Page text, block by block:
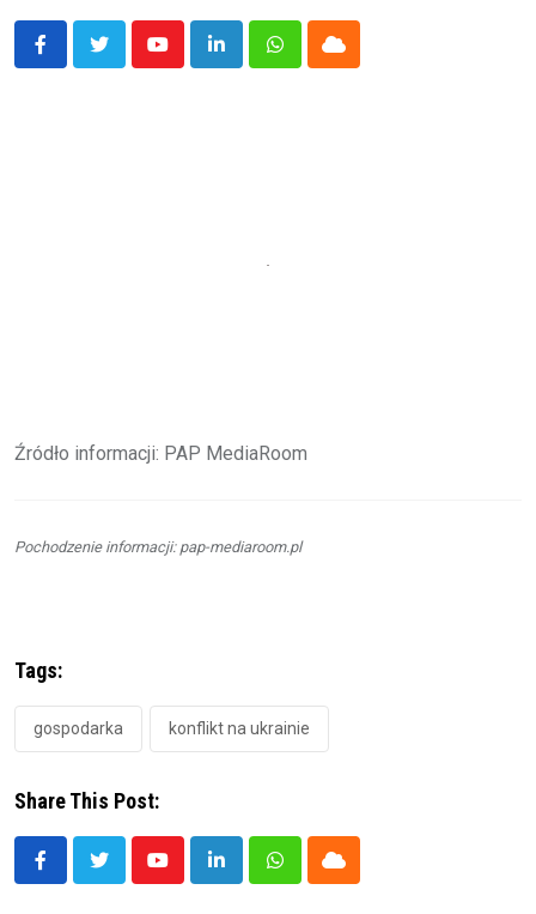
YoutubeLinkedInWhatsappCloud
Źródło informacji: PAP MediaRoom
Pochodzenie informacji: pap-mediaroom.pl
Tags:
gospodarka konflikt na ukrainie
Share This Post:
YoutubeLinkedInWhatsappCloud